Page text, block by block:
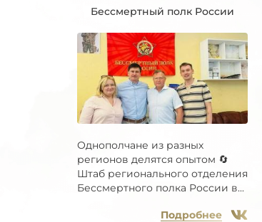
Бессмертный полк России
Однополчане из разных
регионов делятся опытом 🔄
Штаб регионального отделения
Бессмертного полка России в...
Подробнее